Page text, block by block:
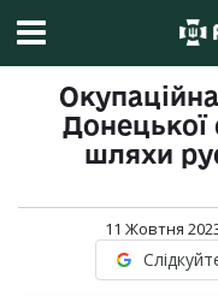
Донецької
шляхи
11 Жовтня